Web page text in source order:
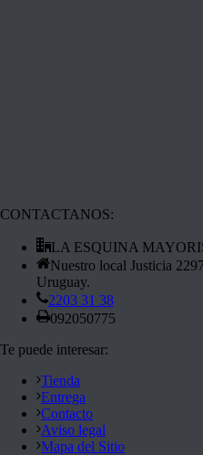
CONTACTANOS:
LA ESQUINA
Nuestro local Justicia
Uruguay.
2203 31 38
092050775
Te puede interesar:
Tienda
Entrega
Contacto
Aviso legal
Mapa del Sitio